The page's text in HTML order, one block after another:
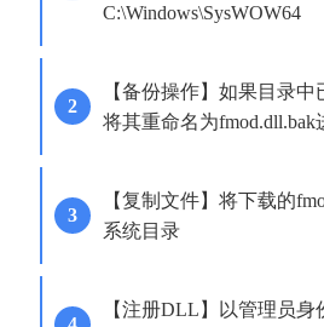
C:\Windows\SysWOW64
【备份操作】如果目录
将其重命名为fmod.dll.bak
【复制文件】将下载的
系统目录
【注册DLL】以管理员身